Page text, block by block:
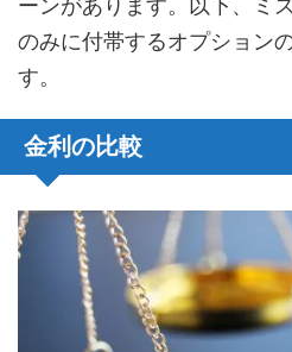
ーンがあります。以下、ミ
のみに付帯するオプション
す。
金利の比較